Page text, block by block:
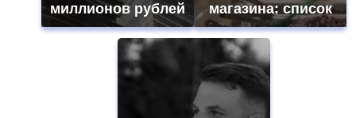
миллионов рублей
магазина: список